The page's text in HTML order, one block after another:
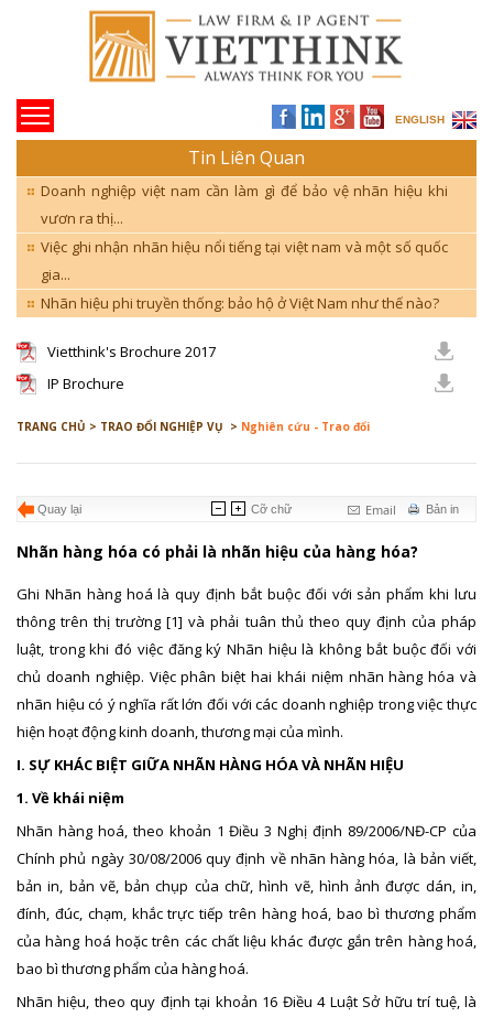
ENGLISH
Tin Liên Quan
Doanh nghiệp việt nam cần làm gì để bảo vệ nhãn hiệu khi
vươn ra thị...
Việc ghi nhận nhãn hiệu nổi tiếng tại việt nam và một số quốc
gia...
Nhãn hiệu phi truyền thống: bảo hộ ở Việt Nam như thế nào?
Vietthink's Brochure 2017
IP Brochure
TRANG CHỦ > TRAO ĐỔI NGHIỆP VỤ > Nghiên cứu - Trao đổi
Quay lại Bản in
Email
Cỡ chữ
Nhãn hàng hóa có phải là nhãn hiệu của hàng hóa?
Ghi Nhãn hàng hoá là quy định bắt buộc đối với sản phẩm khi lưu
thông trên thị trường [1] và phải tuân thủ theo quy định của pháp
luật, trong khi đó việc đăng ký Nhãn hiệu là không bắt buộc đối với
chủ doanh nghiệp. Việc phân biệt hai khái niệm nhãn hàng hóa và
nhãn hiệu có ý nghĩa rất lớn đối với các doanh nghiệp trong việc thực
hiện hoạt động kinh doanh, thương mại của mình.
I. SỰ KHÁC BIỆT GIỮA NHÃN HÀNG HÓA VÀ NHÃN HIỆU
1. Về khái niệm
Nhãn hàng hoá, theo khoản 1 Điều 3 Nghị định 89/2006/NĐ-CP của
Chính phủ ngày 30/08/2006 quy định về nhãn hàng hóa, là bản viết,
bản in, bản vẽ, bản chụp của chữ, hình vẽ, hình ảnh được dán, in,
đính, đúc, chạm, khắc trực tiếp trên hàng hoá, bao bì thương phẩm
của hàng hoá hoặc trên các chất liệu khác được gắn trên hàng hoá,
bao bì thương phẩm của hàng hoá.
Nhãn hiệu, theo quy định tại khoản 16 Điều 4 Luật Sở hữu trí tuệ, là